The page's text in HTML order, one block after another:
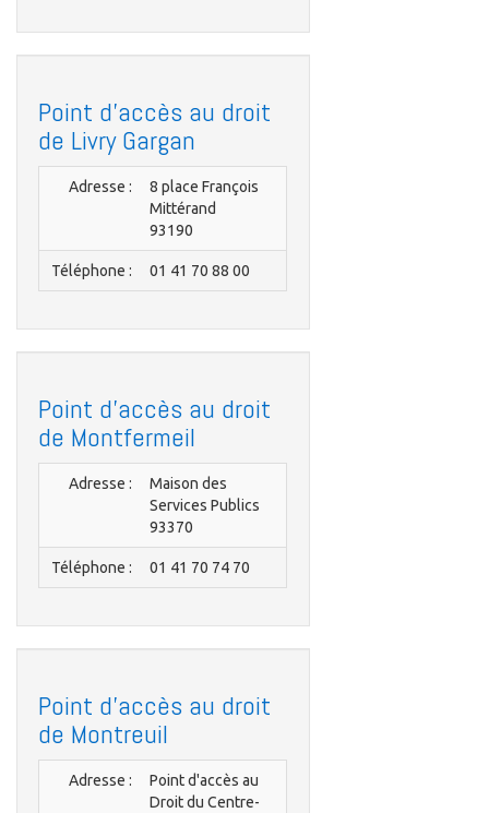
Point d'accès au droit
de Livry Gargan
Adresse :
8 place François
Mittérand
93190
Téléphone : 01 41 70 88 00
Point d'accès au droit
de Montfermeil
Adresse :
Maison des
Services Publics
93370
Téléphone : 01 41 70 74 70
Point d'accès au droit
de Montreuil
Adresse :
Point d'accès au
Droit du Centre-